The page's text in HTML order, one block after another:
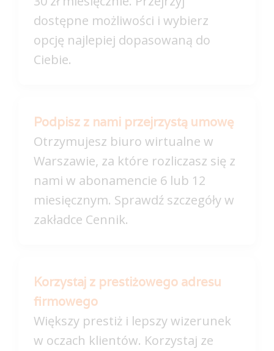
dostępne możliwości i wybierz
opcję najlepiej dopasowaną do
Ciebie.
Podpisz z nami przejrzystą umowę
Otrzymujesz biuro wirtualne w
Warszawie, za które rozliczasz się z
nami w abonamencie 6 lub 12
miesięcznym. Sprawdź szczegóły w
zakładce Cennik.
Korzystaj z prestiżowego adresu
firmowego
Większy prestiż i lepszy wizerunek
w oczach klientów. Korzystaj ze